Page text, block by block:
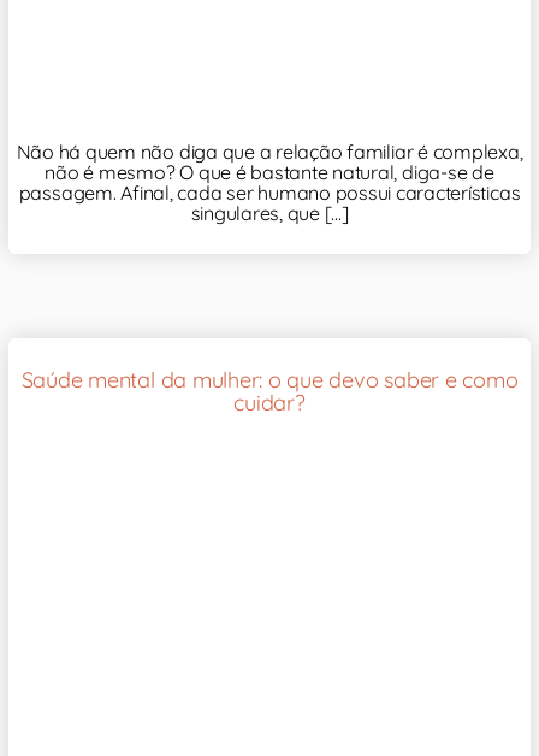
Não há quem não diga que a relação familiar é complexa,
não é mesmo? O que é bastante natural, diga-se de
passagem. Afinal, cada ser humano possui características
singulares, que [...]
Saúde mental da mulher: o que devo saber e como
cuidar?